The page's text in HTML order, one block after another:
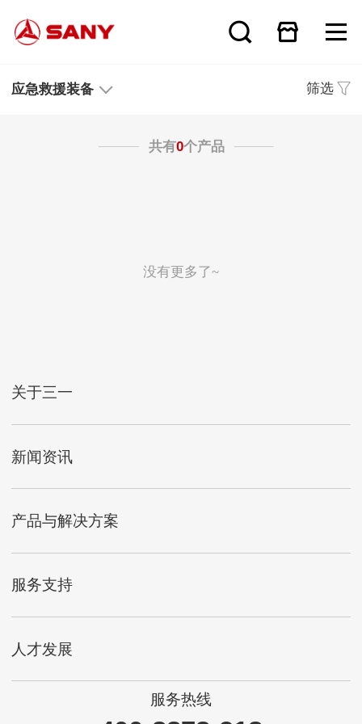
应急救援装备 筛选
共有0个产品
没有更多了~
关于三一
新闻资讯
产品与解决方案
服务支持
人才发展
服务热线